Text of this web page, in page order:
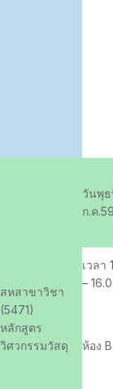
สหสาขาวิชา
(5471)
หลักสูตร
วิศวกรรมวัสดุ
วันพุ
ก.ค.59
เวลา
–
ห้อง